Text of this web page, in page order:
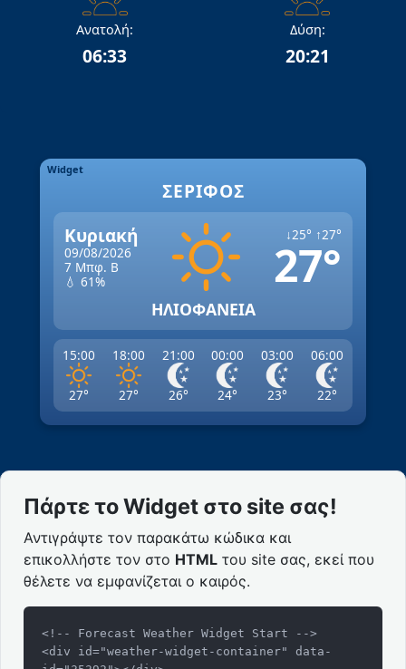
Ανατολή:
06:33
Δύση:
20:21
Widget
ΣΈΡΙΦΟΣ
Κυριακή
09/08/2026
7 Μπφ. Β
💧 61%
↓25° ↑27°
27°
ΗΛΙΟΦΑΝΕΙΑ
15:00
27°
18:00
27°
21:00
26°
00:00
24°
03:00
23°
06:00
22°
Πάρτε το Widget στο site σας!
Αντιγράψτε τον παρακάτω κώδικα και
επικολλήστε τον στο HTML του site σας, εκεί που
θέλετε να εμφανίζεται ο καιρός.
<!-- Forecast Weather Widget Start -->
<div id="weather-widget-container" data-